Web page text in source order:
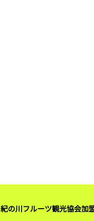
紀の川フルーツ観光協会加